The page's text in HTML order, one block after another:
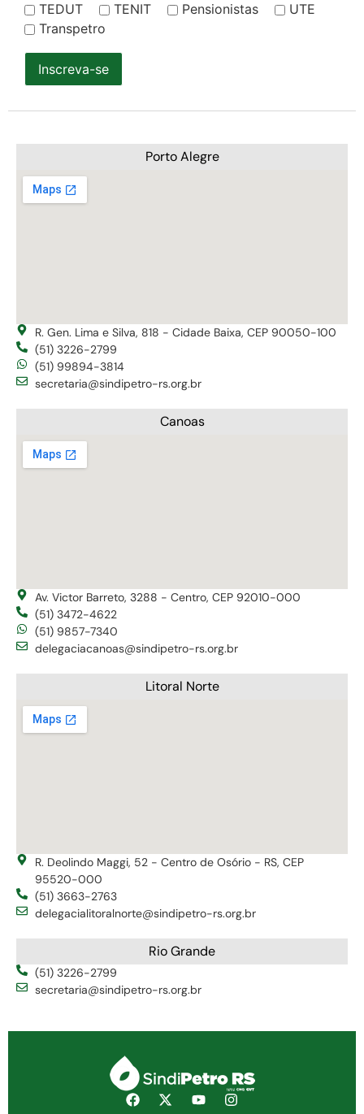
TEDUT
TENIT Pensionistas
UTE
Transpetro
Inscreva-se
Porto Alegre
R. Gen. Lima e Silva, 818 - Cidade Baixa, CEP 90050-100
(51) 3226-2799
(51) 99894-3814
secretaria@sindipetro-rs.org.br
Canoas
Av. Victor Barreto, 3288 - Centro, CEP 92010-000
(51) 3472-4622
(51) 9857-7340
delegaciacanoas@sindipetro-rs.org.br
Litoral Norte
R. Deolindo Maggi, 52 - Centro de Osório - RS, CEP
95520-000
(51) 3663-2763
delegacialitoralnorte@sindipetro-rs.org.br
Rio Grande
(51) 3226-2799
secretaria@sindipetro-rs.org.br